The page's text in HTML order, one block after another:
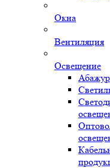
Окна
Вентиляция
Освещение